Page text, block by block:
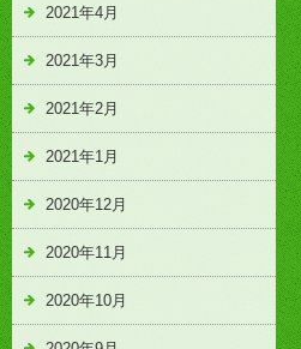
2021年4月
2021年3月
2021年2月
2021年1月
2020年12月
2020年11月
2020年10月